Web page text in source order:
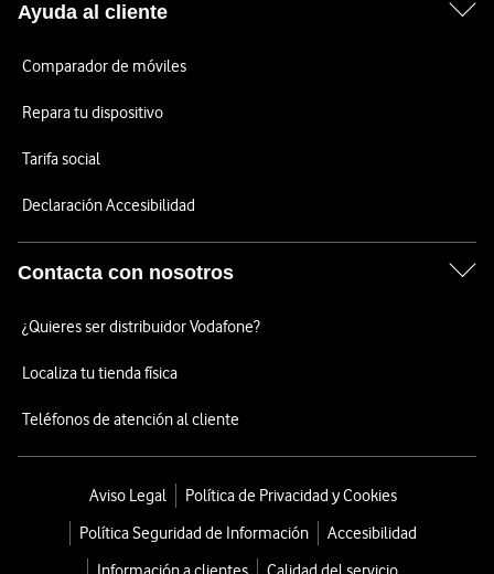
Ayuda al cliente
Comparador de móviles
Repara tu dispositivo
Tarifa social
Declaración Accesibilidad
Contacta con nosotros
¿Quieres ser distribuidor Vodafone?
Localiza tu tienda física
Teléfonos de atención al cliente
Aviso Legal
Política de Privacidad y Cookies
Política Seguridad de Información
Accesibilidad